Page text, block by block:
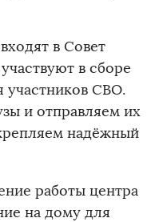
в Совет
в сборе
участников СВО.
и отправляем их
надёжный
работы центра
на дому для